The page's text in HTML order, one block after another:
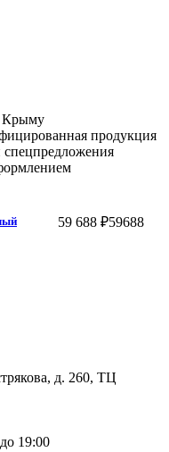
Крыму
продукция
59 688 ₽59688
д. 260, ТЦ
19:00